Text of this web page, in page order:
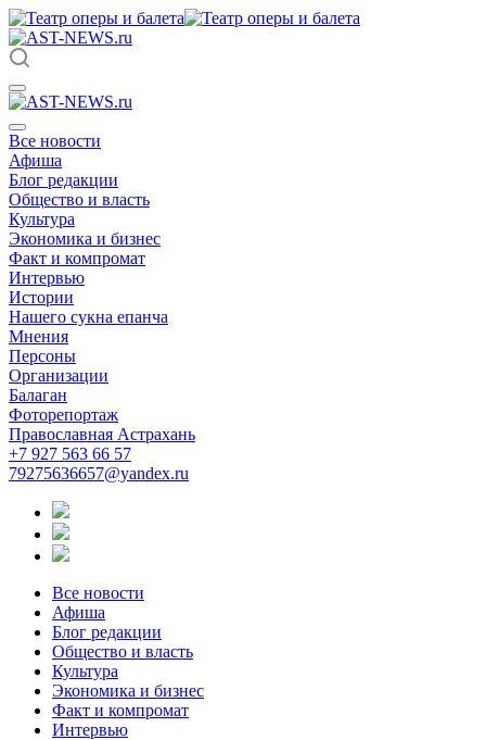
Все новости
Афиша
Блог редакции
Общество и власть
Культура
Экономика и бизнес
Факт и компромат
Интервью
Истории
Нашего сукна епанча
Мнения
Персоны
Организации
Балаган
Фоторепортаж
Православная Астрахань
+7 927 563 66 57
79275636657@yandex.ru
Все новости
Афиша
Блог редакции
Общество и власть
Культура
Экономика и бизнес
Факт и компромат
Интервью